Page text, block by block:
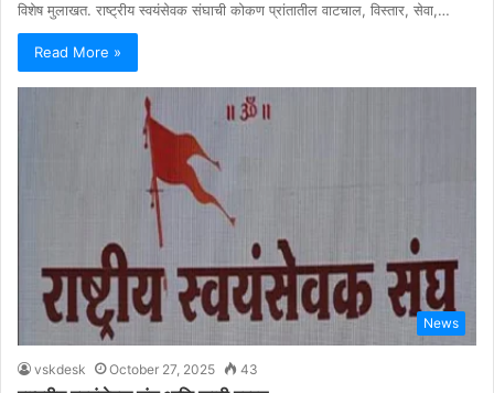
विशेष मुलाखत. राष्ट्रीय स्वयंसेवक संघाची कोकण प्रांतातील वाटचाल, विस्तार, सेवा,…
Read More »
News
vskdesk October 27, 2025 43